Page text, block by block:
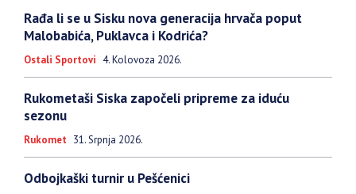
Rađa li se u Sisku nova generacija hrvača poput
Malobabića, Puklavca i Kodrića?
Ostali Sportovi 4. Kolovoza 2026.
Rukometaši Siska započeli pripreme za iduću
sezonu
Rukomet 31. Srpnja 2026.
Odbojkaški turnir u Pešćenici